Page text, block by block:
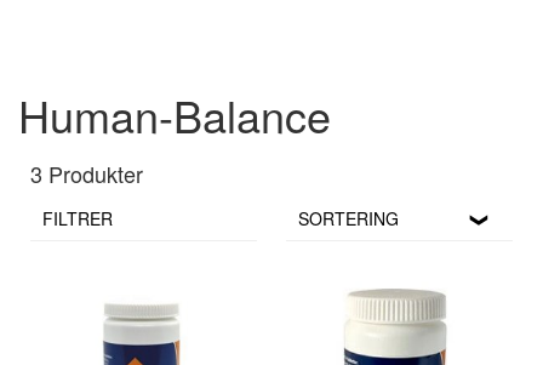
Human-Balance
3 Produkter
FILTRER SORTERING